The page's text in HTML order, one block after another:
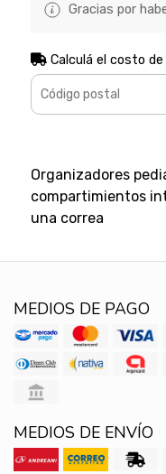
Gracias por
Calculá el costo de
Organizadores
compartimientos
una correa
MEDIOS DE PAGO
MEDIOS DE ENVÍO